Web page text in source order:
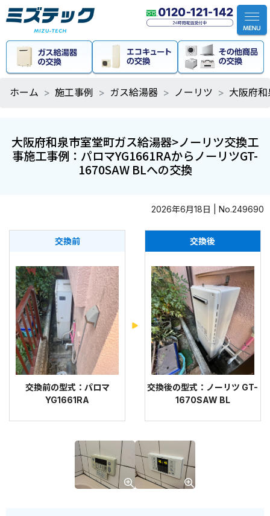
ホーム 施工事例 ガス給湯器 ノーリツ 大阪府
大阪府和泉市室堂町ガス給湯器>ノーリツ交換工
事施工事例：パロマYG1661RAからノーリツGT-
1670SAW BLへの交換
2026年6月18日 | No.249690
交換前
交換前の型式：パロマ
YG1661RA
交換後
交換後の型式：ノーリツ GT-
1670SAW BL